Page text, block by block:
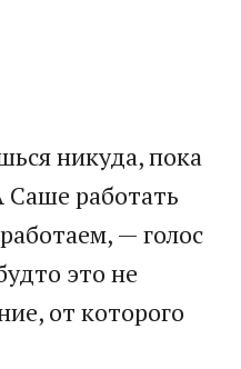
никуда, пока
Саше работать
— голос
это не
от которого